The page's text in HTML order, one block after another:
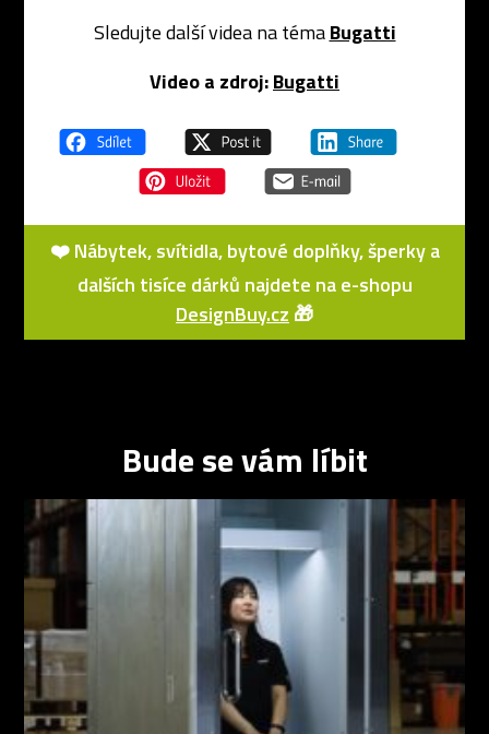
Sledujte další videa na témaBugatti
Video a zdroj:Bugatti
❤️ Nábytek, svítidla, bytové doplňky, šperky a
dalších tisíce dárků najdete na e-shopu
DesignBuy.cz 🎁
Bude se vám líbit